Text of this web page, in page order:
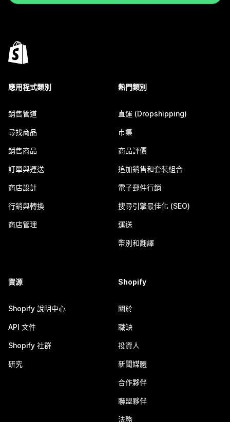
應用程式類別
銷售管道
尋找商品
銷售商品
訂單與運送
商店設計
行銷與轉換
商店管理
熱門類別
直運 (Dropshipping)
市集
商品評價
追加銷售和套裝組合
電子郵件行銷
搜尋引擎最佳化 (SEO)
運送
幣別和翻譯
資源
Shopify 說明中心
API 文件
Shopify 社群
研究
Shopify
關於
職缺
投資人
新聞媒體
合作夥伴
聯盟夥伴
法務